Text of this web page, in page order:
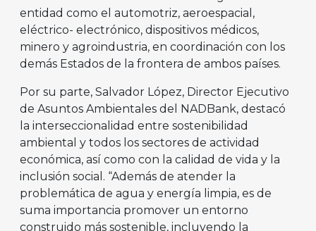
entidad como el automotriz, aeroespacial,
eléctrico- electrónico, dispositivos médicos,
minero y agroindustria, en coordinación con los
demás Estados de la frontera de ambos países.
Por su parte, Salvador López, Director Ejecutivo
de Asuntos Ambientales del NADBank, destacó
la interseccionalidad entre sostenibilidad
ambiental y todos los sectores de actividad
económica, así como con la calidad de vida y la
inclusión social. “Además de atender la
problemática de agua y energía limpia, es de
suma importancia promover un entorno
construido más sostenible, incluyendo la